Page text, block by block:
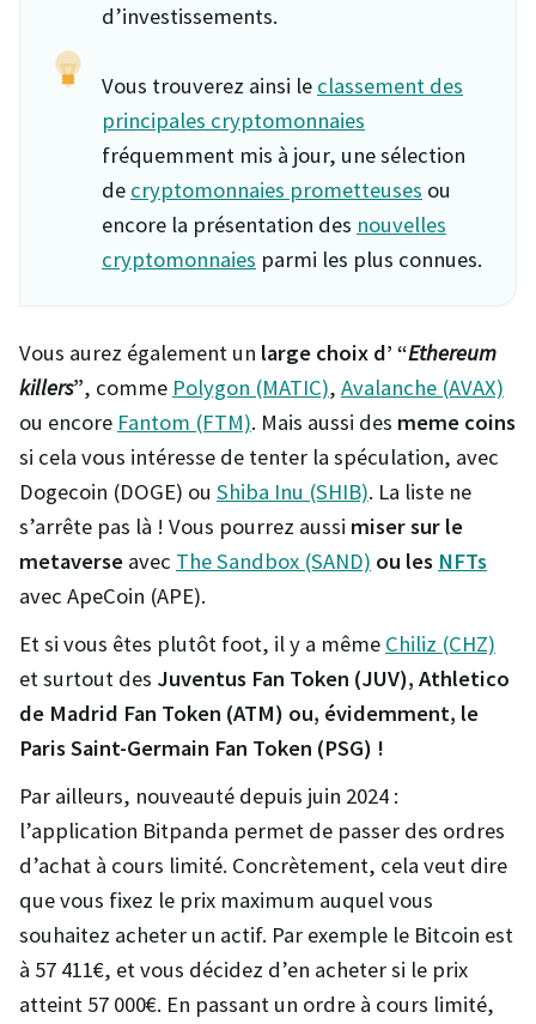
d’investissements.
Vous trouverez ainsi le classement des
principales cryptomonnaies
fréquemment mis à jour, une sélection
de cryptomonnaies prometteuses ou
encore la présentation des nouvelles
cryptomonnaies parmi les plus connues.
Vous aurez également un large choix d’ “Ethereum
killers”, comme Polygon (MATIC), Avalanche (AVAX)
ou encore Fantom (FTM). Mais aussi des meme coins
si cela vous intéresse de tenter la spéculation, avec
Dogecoin (DOGE) ou Shiba Inu (SHIB). La liste ne
s’arrête pas là ! Vous pourrez aussi miser sur le
metaverse avec The Sandbox (SAND) ou les NFTs
avec ApeCoin (APE).
Et si vous êtes plutôt foot, il y a même Chiliz (CHZ)
et surtout des Juventus Fan Token (JUV), Athletico
de Madrid Fan Token (ATM) ou, évidemment, le
Paris Saint-Germain Fan Token (PSG) !
Par ailleurs, nouveauté depuis juin 2024 :
l’application Bitpanda permet de passer des ordres
d’achat à cours limité. Concrètement, cela veut dire
que vous fixez le prix maximum auquel vous
souhaitez acheter un actif. Par exemple le Bitcoin est
à 57 411€, et vous décidez d’en acheter si le prix
atteint 57 000€. En passant un ordre à cours limité,